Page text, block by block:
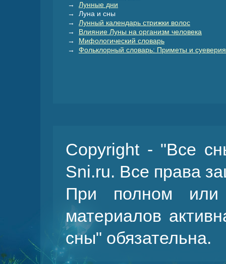
→ Лунные дни
→ Луна и сны
→ Лунный календарь стрижки волос
→ Влияние Луны на организм человека
→ Мифологический словарь
→ Фольклорный словарь: Приметы и суеверия
Copyright - "Все
Sni.ru. Все права
При полном или
материалов
сны" обязательна.